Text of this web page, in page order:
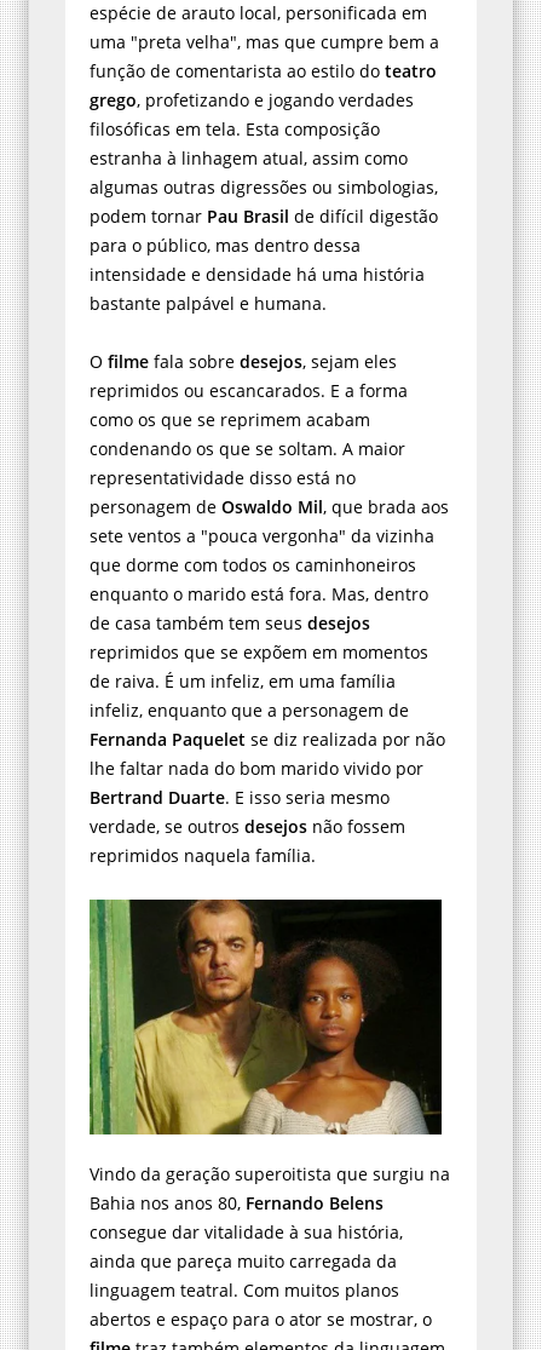
espécie de arauto local, personificada em
uma "preta velha", mas que cumpre bem a
função de comentarista ao estilo do teatro
grego, profetizando e jogando verdades
filosóficas em tela. Esta composição
estranha à linhagem atual, assim como
algumas outras digressões ou simbologias,
podem tornar Pau Brasil de difícil digestão
para o público, mas dentro dessa
intensidade e densidade há uma história
bastante palpável e humana.
O filme fala sobre desejos, sejam eles
reprimidos ou escancarados. E a forma
como os que se reprimem acabam
condenando os que se soltam. A maior
representatividade disso está no
personagem de Oswaldo Mil, que brada aos
sete ventos a "pouca vergonha" da vizinha
que dorme com todos os caminhoneiros
enquanto o marido está fora. Mas, dentro
de casa também tem seus desejos
reprimidos que se expõem em momentos
de raiva. É um infeliz, em uma família
infeliz, enquanto que a personagem de
Fernanda Paquelet se diz realizada por não
lhe faltar nada do bom marido vivido por
Bertrand Duarte. E isso seria mesmo
verdade, se outros desejos não fossem
reprimidos naquela família.
Vindo da geração superoitista que surgiu na
Bahia nos anos 80, Fernando Belens
consegue dar vitalidade à sua história,
ainda que pareça muito carregada da
linguagem teatral. Com muitos planos
abertos e espaço para o ator se mostrar, o